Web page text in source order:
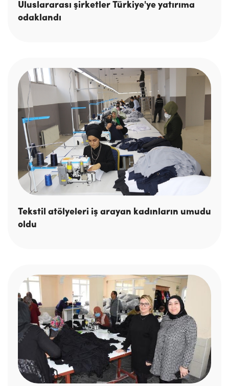
Uluslararası şirketler Türkiye'ye yatırıma
odaklandı
Tekstil atölyeleri iş arayan kadınların umudu
oldu